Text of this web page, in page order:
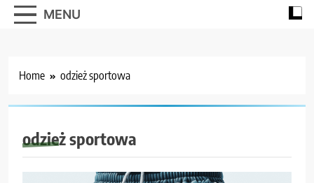
MENU
Home odzież sportowa
odzież sportowa